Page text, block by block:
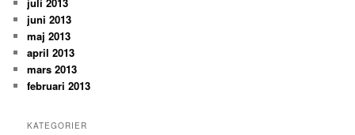
juli 2013
juni 2013
maj 2013
april 2013
mars 2013
februari 2013
KATEGORIER